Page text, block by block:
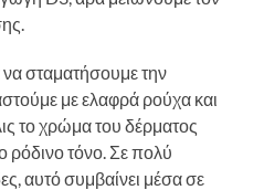
σταματήσουμε την
με ελαφρά ρούχα και
το χρώμα του δέρματος
ρόδινο τόνο. Σε πολύ
αυτό συμβαίνει μέσα σε